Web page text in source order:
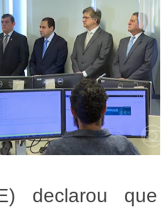
declarou